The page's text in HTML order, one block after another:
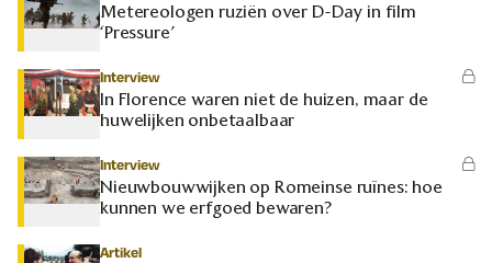
Metereologen ruziën over D-Day in film
‘Pressure’
Interview
In Florence waren niet de huizen, maar de
huwelijken onbetaalbaar
Interview
Nieuwbouwwijken op Romeinse ruïnes: hoe
kunnen we erfgoed bewaren?
Artikel